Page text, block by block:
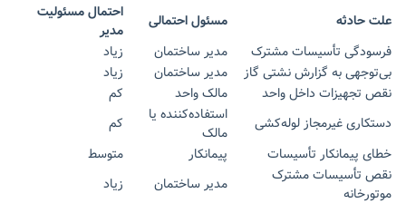
علت حادثه مسئول احتمالی
احتمال مسئولیت
مدیر
فرسودگی تأسیسات مشترک
مدیر ساختمان
زیاد
بی‌توجهی به گزارش نشتی گاز
مدیر ساختمان
زیاد
نقص تجهیزات داخل واحد
مالک واحد
کم
دستکاری غیرمجاز لوله‌کشی
استفاده‌کننده یا
مالک
کم
خطای پیمانکار تأسیسات
پیمانکار
متوسط
نقص تأسیسات مشترک
موتورخانه
مدیر ساختمان زیاد